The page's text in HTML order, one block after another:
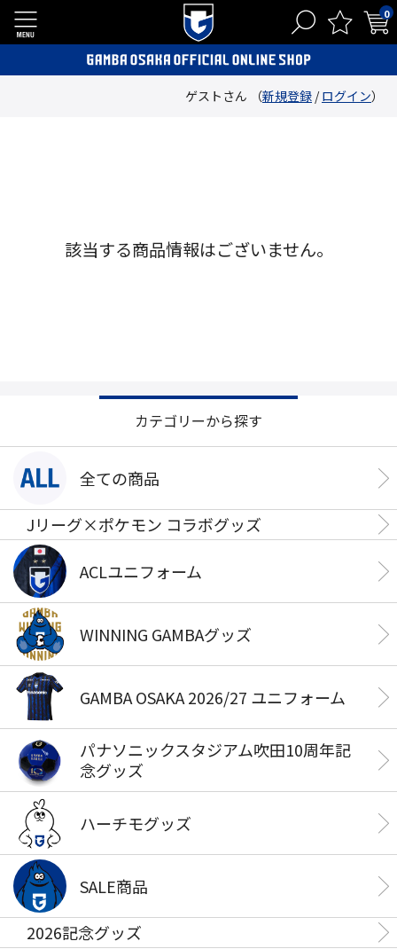
0
ゲストさん （新規登録 /ログイン）
該当する商品情報はございません。
カテゴリーから探す
全ての商品
Jリーグ×ポケモン コラボグッズ
ACLユニフォーム
WINNING GAMBAグッズ
GAMBA OSAKA 2026/27 ユニフォーム
パナソニックスタジアム吹田10周年記
念グッズ
ハーチモグッズ
SALE商品
2026記念グッズ